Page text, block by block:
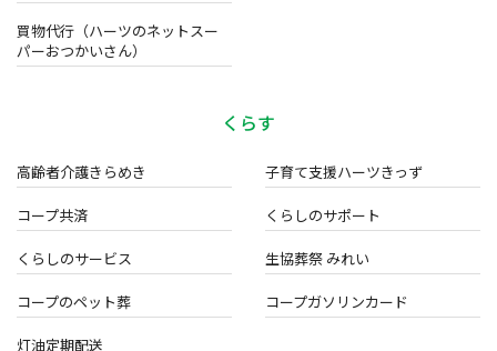
買物代行（ハーツのネットスー
パーおつかいさん）
くらす
高齢者介護きらめき 子育て支援ハーツきっず
コープ共済 くらしのサポート
くらしのサービス 生協葬祭 みれい
コープのペット葬 コープガソリンカード
灯油定期配送